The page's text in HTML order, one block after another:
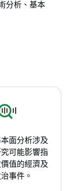
分析、基本
面分析涉及
可能影響指
值的經濟及
事件。